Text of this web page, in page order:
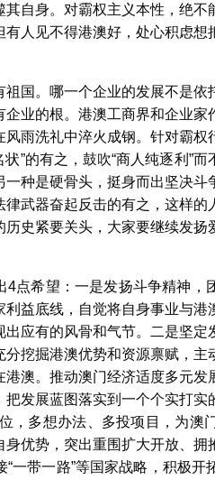
自身。对霸权主义本性，绝
人见不得港澳好，处心积虑
国。哪一个企业的发展不是
业的根。港澳工商界和企业
风雨洗礼中淬火成钢。针对霸
状”的有之，鼓吹“商人纯逐利”
种是硬骨头，挺身而出坚决
武器奋起反击的有之，这样的
史紧要关头，大家要继续发
4点希望：一是发扬斗争精神，
益底线，自觉将自身事业与
应有的风骨和气节。二是坚
挖掘港澳优势和资源禀赋，
澳。推动澳门经济适度多元发
发展蓝图落实到一个个实打
，多想办法、多投项目，为
优势，突出重围扩大开放、
一带一路”等国家战略，积极